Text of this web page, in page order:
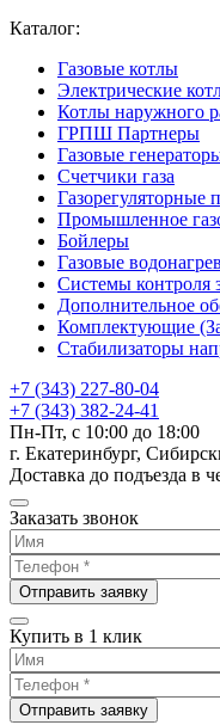
Каталог:
Газовые котлы
Электрические
Котлы наружного
ГРПШ Партнеры
Газовые
Счетчики газа
Газорегуляторные
Промышленное
Бойлеры
Газовые
Системы контроля
Дополнительное
Комплектующие
Стабилизаторы
+7 (343) 227-80-04
+7 (343) 382-24-41
Пн-Пт, с 10:00 до 18:00
г. Екатеринбург,
Доставка до подъезда в
Заказать звонок
Отправить заявку
Купить в 1 клик
Отправить заявку